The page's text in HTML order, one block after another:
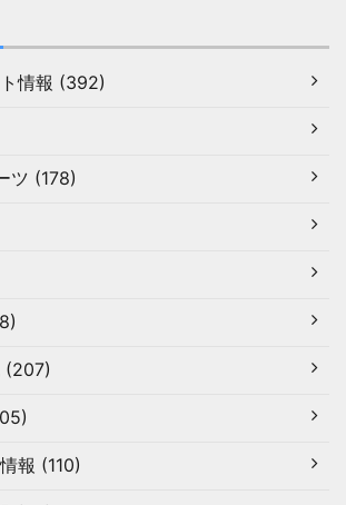
情報 (392)
ツ (178)
(207)
報 (110)